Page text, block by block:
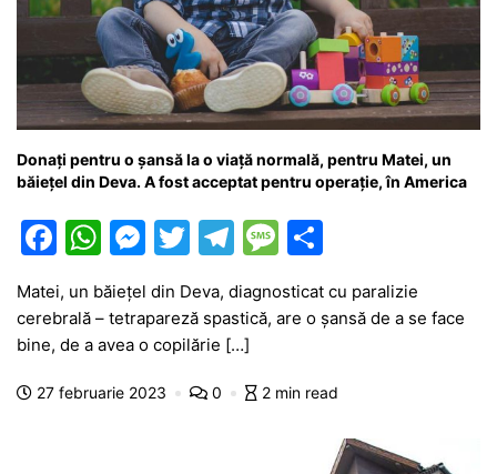
Donați pentru o șansă la o viață normală, pentru Matei, un
băiețel din Deva. A fost acceptat pentru operație, în America
F
a
c
e
b
W
h
at
s
A
M
e
s
s
e
T
itt
er
T
el
e
gr
a
m
M
e
s
a
ta
a
ă
Matei, un băiețel din Deva, diagnosticat cu paralizie
cerebrală – tetrapareză spastică, are o șansă de a se face
bine, de a avea o copilărie […]
27 februarie 2023 0 2 min read